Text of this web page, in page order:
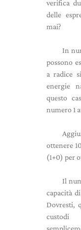
verifica
delle
mai?
In
possono
a radice
energie
questo
numero 1
ottenere
(1+0) per
Il
capacità
Dovresti,